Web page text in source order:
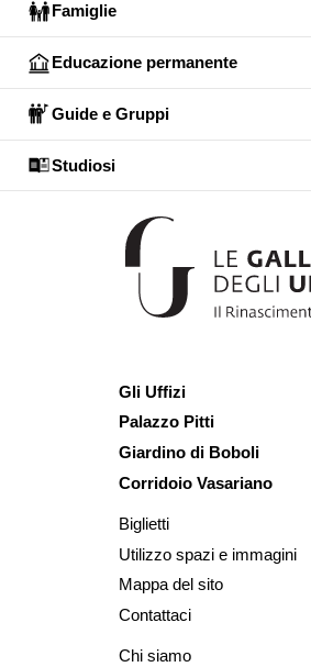
Famiglie
Educazione permanente
Guide e Gruppi
Studiosi
Gli Uffizi
Palazzo Pitti
Giardino di Boboli
Corridoio Vasariano
Biglietti
Utilizzo spazi e immagini
Mappa del sito
Contattaci
Chi siamo